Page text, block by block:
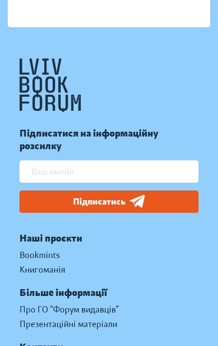
Підписатися на інформаційну
розсилку
Підписатись
Наші проєкти
Bookmints
Книгоманія
Більше інформації
Про ГО “Форум видавців”
Презентаційні матеріали